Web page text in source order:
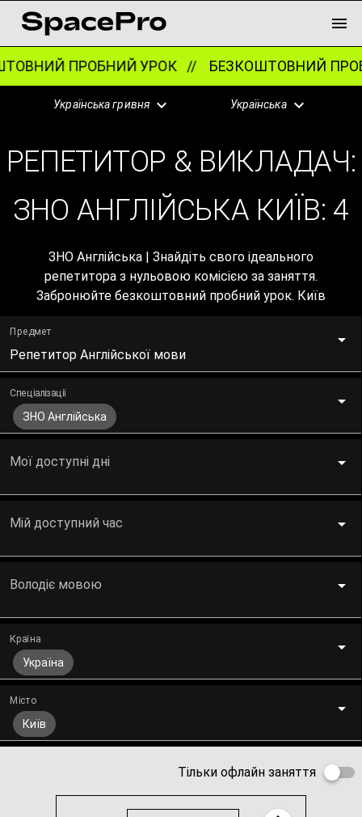
ПРОБНИЙ УРОК //БЕЗКОШТОВНИЙ
Українська гривня Українська
РЕПЕТИТОР & ВИКЛАДАЧ:
ЗНО АНГЛІЙСЬКА КИЇВ: 4
ЗНО Англійська | Знайдіть свого ідеального
репетитора з нульовою комісією за заняття.
Забронюйте безкоштовний пробний урок. Київ
Предмет
Репетитор Англійської мови
Спеціалізації
ЗНО Англійська
Мої доступні дні
Мій доступний час
Володіє мовою
Країна
Україна
Місто
Київ
Тільки офлайн заняття